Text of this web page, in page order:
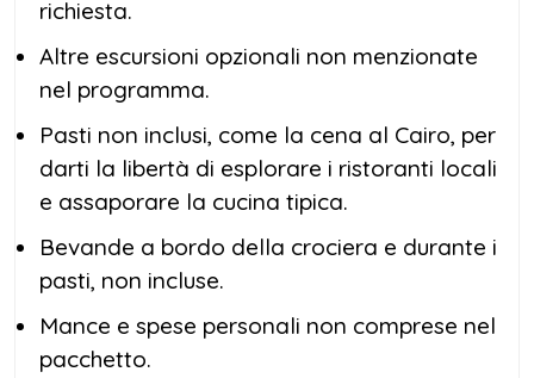
richiesta.
Altre escursioni opzionali non menzionate
nel programma.
Pasti non inclusi, come la cena al Cairo, per
darti la libertà di esplorare i ristoranti locali
e assaporare la cucina tipica.
Bevande a bordo della crociera e durante i
pasti, non incluse.
Mance e spese personali non comprese nel
pacchetto.